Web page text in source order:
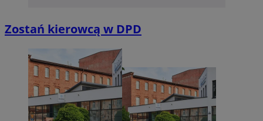
Zostań kierowcą w DPD